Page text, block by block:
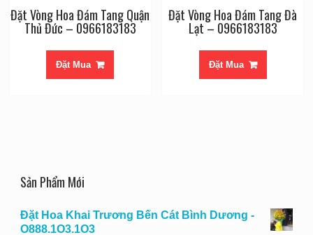
Đặt Vòng Hoa Đám Tang Quận
Thủ Đức – 0966183183
Đặt Mua
Đặt Vòng Hoa Đám Tang Đà
Lạt – 0966183183
Đặt Mua
Sản Phẩm Mới
Đặt Hoa Khai Trương Bến Cát Bình Dương -
O888.1O3.1O3